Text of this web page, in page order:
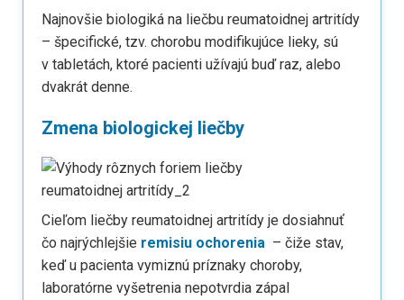
Najnovšie biologiká na liečbu reumatoidnej artritídy
– špecifické, tzv. chorobu modifikujúce lieky, sú
v tabletách, ktoré pacienti užívajú buď raz, alebo
dvakrát denne.
Zmena biologickej liečby
Cieľom liečby reumatoidnej artritídy je dosiahnuť
čo najrýchlejšie remisiu ochorenia – čiže stav,
keď u pacienta vymiznú príznaky choroby,
laboratórne vyšetrenia nepotvrdia zápal